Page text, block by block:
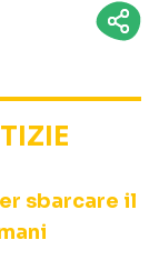
sbarcare il